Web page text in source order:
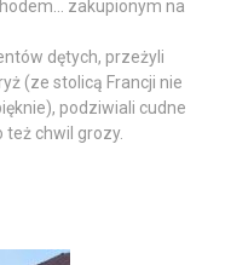
zakupionym na
dętych, przeżyli
(ze stolicą Francji nie
podziwiali cudne
też chwil grozy.